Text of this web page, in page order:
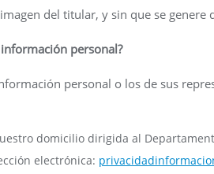
del titular, y sin que se
personal?
personal o los de sus
domicilio dirigida al
electrónica: